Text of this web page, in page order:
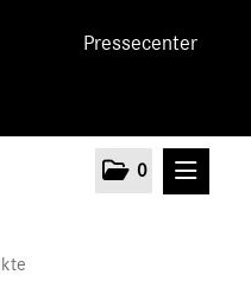
Pressecenter
0